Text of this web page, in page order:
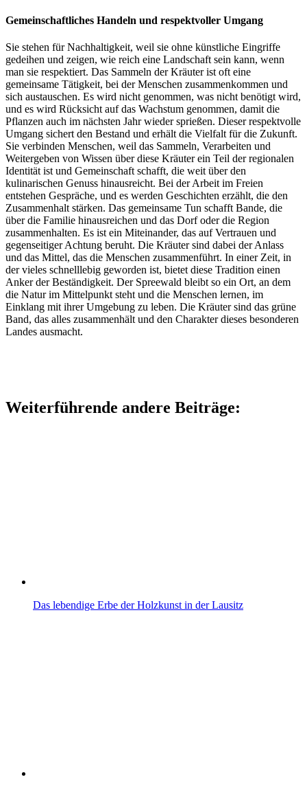
Gemeinschaftliches Handeln und respektvoller Umgang
Sie stehen für Nachhaltigkeit, weil sie ohne künstliche Eingriffe
gedeihen und zeigen, wie reich eine Landschaft sein kann, wenn
man sie respektiert. Das Sammeln der Kräuter ist oft eine
gemeinsame Tätigkeit, bei der Menschen zusammenkommen und
sich austauschen. Es wird nicht genommen, was nicht benötigt wird,
und es wird Rücksicht auf das Wachstum genommen, damit die
Pflanzen auch im nächsten Jahr wieder sprießen. Dieser respektvolle
Umgang sichert den Bestand und erhält die Vielfalt für die Zukunft.
Sie verbinden Menschen, weil das Sammeln, Verarbeiten und
Weitergeben von Wissen über diese Kräuter ein Teil der regionalen
Identität ist und Gemeinschaft schafft, die weit über den
kulinarischen Genuss hinausreicht. Bei der Arbeit im Freien
entstehen Gespräche, und es werden Geschichten erzählt, die den
Zusammenhalt stärken. Das gemeinsame Tun schafft Bande, die
über die Familie hinausreichen und das Dorf oder die Region
zusammenhalten. Es ist ein Miteinander, das auf Vertrauen und
gegenseitiger Achtung beruht. Die Kräuter sind dabei der Anlass
und das Mittel, das die Menschen zusammenführt. In einer Zeit, in
der vieles schnelllebig geworden ist, bietet diese Tradition einen
Anker der Beständigkeit. Der Spreewald bleibt so ein Ort, an dem
die Natur im Mittelpunkt steht und die Menschen lernen, im
Einklang mit ihrer Umgebung zu leben. Die Kräuter sind das grüne
Band, das alles zusammenhält und den Charakter dieses besonderen
Landes ausmacht.
Weiterführende andere Beiträge:
Das lebendige Erbe der Holzkunst in der Lausitz